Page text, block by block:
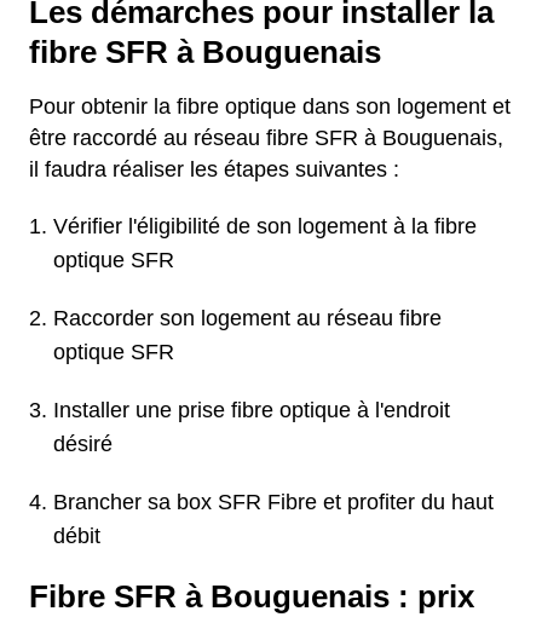
Les démarches pour installer la
fibre SFR à Bouguenais
Pour obtenir la fibre optique dans son logement et
être raccordé au réseau fibre SFR à Bouguenais,
il faudra réaliser les étapes suivantes :
Vérifier l'éligibilité de son logement à la fibre
optique SFR
Raccorder son logement au réseau fibre
optique SFR
Installer une prise fibre optique à l'endroit
désiré
Brancher sa box SFR Fibre et profiter du haut
débit
Fibre SFR à Bouguenais : prix